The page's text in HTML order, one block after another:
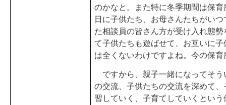
のかなと。また特に冬季期間は保
日に子供たち、お母さんたちがい
た相談員の皆さん方が受け入れ態
て子供たちも遊ばせて、お互いに
は全くないわけですよね。今の保
ですから、親子一緒になってそう
の交流、子供たちの交流を深めて
習していく、子育てしていくとい